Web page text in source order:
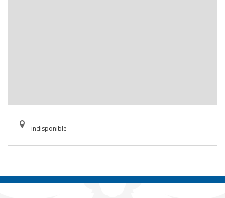
indisponible